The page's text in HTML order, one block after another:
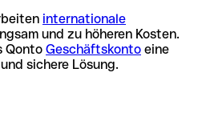
internationale
und zu höheren Kosten.
Qonto Geschäftskonto eine
sichere Lösung.